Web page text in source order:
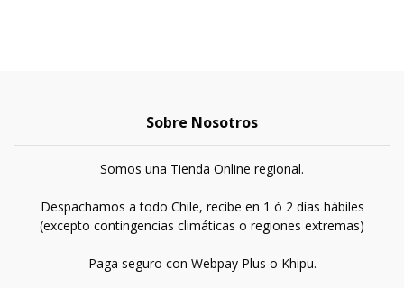
Sobre Nosotros
Somos una Tienda Online regional.
Despachamos a todo Chile, recibe en 1 ó 2 días hábiles
(excepto contingencias climáticas o regiones extremas)
Paga seguro con Webpay Plus o Khipu.